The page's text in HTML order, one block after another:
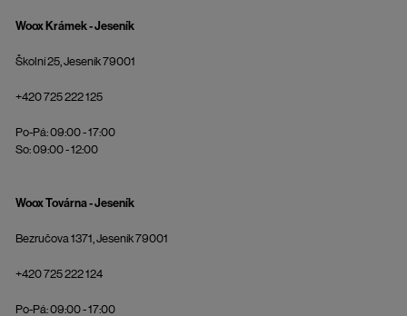
Woox Krámek - Jeseník
Školní 25, Jeseník 79001
+420 725 222 125
Po-Pá: 09:00 - 17:00
So: 09:00 - 12:00
Woox Továrna - Jeseník
Bezručova 1371, Jeseník 79001
+420 725 222 124
Po-Pá: 09:00 - 17:00